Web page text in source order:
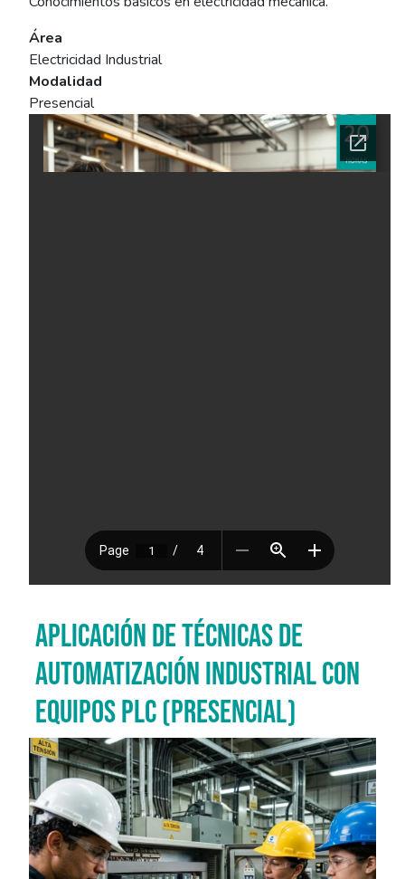
Área
Electricidad Industrial
Modalidad
Presencial
Ficha del curso
APLICACIÓN DE TÉCNICAS DE
AUTOMATIZACIÓN INDUSTRIAL CON
EQUIPOS PLC (PRESENCIAL)
Imagen del curso